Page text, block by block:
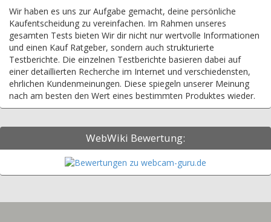
Wir haben es uns zur Aufgabe gemacht, deine persönliche
Kaufentscheidung zu vereinfachen. Im Rahmen unseres
gesamten Tests bieten Wir dir nicht nur wertvolle Informationen
und einen Kauf Ratgeber, sondern auch strukturierte
Testberichte. Die einzelnen Testberichte basieren dabei auf
einer detaillierten Recherche im Internet und verschiedensten,
ehrlichen Kundenmeinungen. Diese spiegeln unserer Meinung
nach am besten den Wert eines bestimmten Produktes wieder.
WebWiki Bewertung: